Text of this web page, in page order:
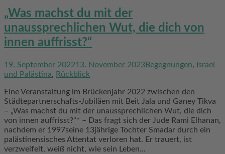
„Was machst du mit der
unaussprechlichen Wut, die dich von
innen auffrisst?“
19. September 202213. November 2023Begegnungen,
Israel
und Palästina, Rückblick
Eine Veranstaltung im Brückenjahr 2022 zwischen den
Städtepartnerschafts-Jubiläen mit Beit Jala und Ganey Tikva
– „Was machst du mit der unaussprechlichen Wut, die dich
von innen auffrisst?“* – Das fragt sich der Jude Rami Elhanan,
nachdem er 1997seine 13jährige Tochter Smadar durch ein
palästinensisches Attentat verloren hat. Er trauert, ist
verzweifelt, weiß nicht, wie sein Leben...